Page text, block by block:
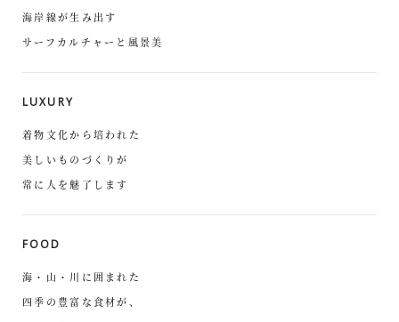
海岸線が生み出す
サーフカルチャーと風景美
LUXURY
着物文化から培われた
美しいものづくりが
常に人を魅了します
FOOD
海・山・川に囲まれた
四季の豊富な食材が、